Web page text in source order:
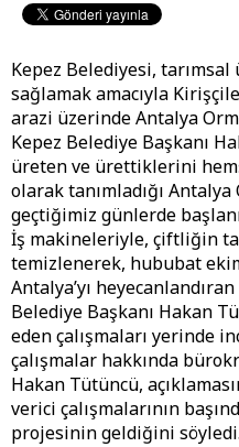
Kepez Belediyesi,
sağlamak amacıyla
arazi üzerinde Antalya
Kepez Belediye Başkanı
üreten ve ürettiklerini
olarak tanımladığı
geçtiğimiz günlerde
İş makineleriyle, çiftliğin
temizlenerek, hububat
Antalya’yı
Belediye Başkanı Hakan
eden çalışmaları yerinde
çalışmalar hakkında
Hakan Tütüncü,
verici çalışmalarının
projesinin geldiğini söyledi.